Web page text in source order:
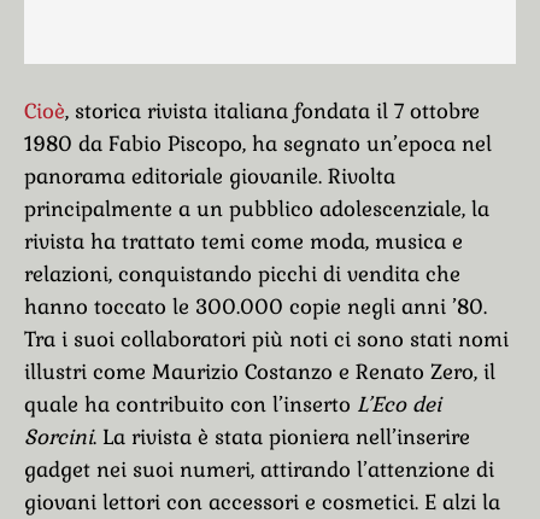
Cioè, storica rivista italiana fondata il 7 ottobre
1980 da Fabio Piscopo, ha segnato un’epoca nel
panorama editoriale giovanile. Rivolta
principalmente a un pubblico adolescenziale, la
rivista ha trattato temi come moda, musica e
relazioni, conquistando picchi di vendita che
hanno toccato le 300.000 copie negli anni ’80.
Tra i suoi collaboratori più noti ci sono stati nomi
illustri come Maurizio Costanzo e Renato Zero, il
quale ha contribuito con l’inserto L’Eco dei
Sorcini. La rivista è stata pioniera nell’inserire
gadget nei suoi numeri, attirando l’attenzione di
giovani lettori con accessori e cosmetici. E alzi la